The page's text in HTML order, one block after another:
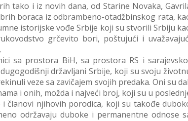
tako i iz novih dana, od Starine Novaka,
boraca iz odbrambeno-otadžbinskog rata,
istorijske vođe Srbije koji su stvorili Srbiju
grčevito bori, poštujući i
sa prostora BiH, sa prostora RS i
državljani Srbije, koji su svoju
veze sa zavičajem svojih predaka. Oni su
i onih, možda i najveći broj, koji su u
članovi njihovih porodica, koji su takođe
održavaju duboke i permanentne odnose